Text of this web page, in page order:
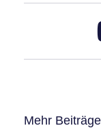
Mehr Beiträge